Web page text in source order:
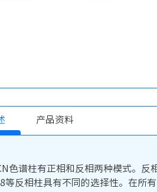
产品资料
色谱柱有正相和反相两种模式。反
等反相柱具有不同的选择性。在所